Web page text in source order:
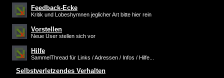
Feedback-Ecke
Kritik und Lobeshymnen jeglicher Art bitte hier rein
Vorstellen
Neue User stellen sich vor
Hilfe
SammelThread für Links / Adressen / Infos / Hilfe...
Selbstverletzendes Verhalten